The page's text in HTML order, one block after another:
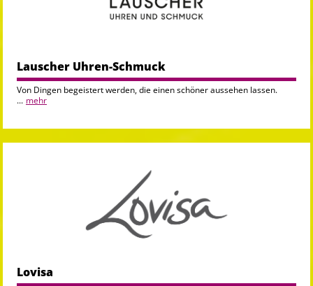
Lauscher Uhren-Schmuck
Von Dingen begeistert werden, die einen schöner aussehen lassen.
... mehr
Lovisa